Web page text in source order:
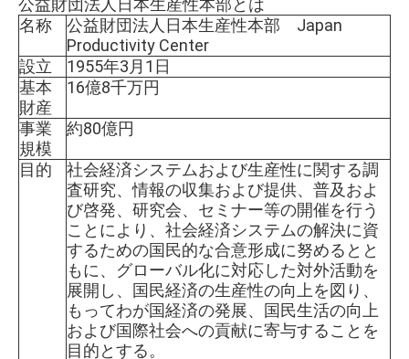
名称
公益財団法人日本生産性本部 Japan
Productivity Center
設立
1955年3月1日
基本
財産
16億8千万円
事業
規模
約80億円
目的
社会経済システムおよび生産性に関する調
査研究、情報の収集および提供、普及およ
び啓発、研究会、セミナー等の開催を行う
ことにより、社会経済システムの解決に資
するための国民的な合意形成に努めるとと
もに、グローバル化に対応した対外活動を
展開し、国民経済の生産性の向上を図り、
もってわが国経済の発展、国民生活の向上
および国際社会への貢献に寄与することを
目的とする。